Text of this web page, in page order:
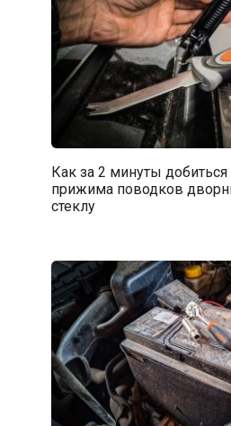
Как за 2 минуты
прижима поводков
стеклу